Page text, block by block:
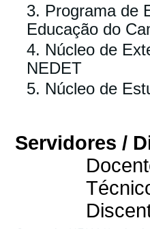
Programa de
Educação do
Núcleo de
NEDET
Núcleo de
Servidores /
Técnicos
Discentes